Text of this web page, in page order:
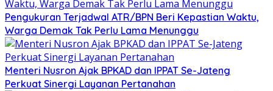
Pengukuran Terjadwal ATR/BPN Beri Kepastian Waktu,
Warga Demak Tak Perlu Lama Menunggu
Menteri Nusron Ajak BPKAD dan IPPAT Se-Jateng
Perkuat Sinergi Layanan Pertanahan